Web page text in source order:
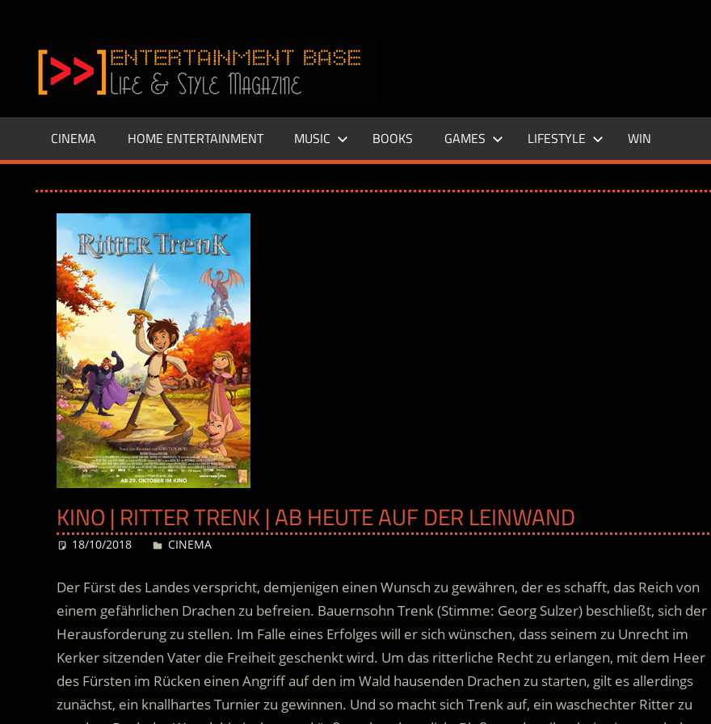
springen
–
LIFE
Base.de
CINEMA HOME ENTERTAINMENT MUSIC BOOKS GAMES LIFESTYLE WIN
KINO | RITTER TRENK | AB HEUTE AUF DER LEINWAND
18/10/2018 Desiree
CINEMA
Der Fürst des Landes verspricht, demjenigen einen Wunsch zu gewähren, der es schafft, das Reich von
einem gefährlichen Drachen zu befreien. Bauernsohn Trenk (Stimme: Georg Sulzer) beschließt, sich der
Herausforderung zu stellen. Im Falle eines Erfolges will er sich wünschen, dass seinem zu Unrecht im
Kerker sitzenden Vater die Freiheit geschenkt wird. Um das ritterliche Recht zu erlangen, mit dem Heer
des Fürsten im Rücken einen Angriff auf den im Wald hausenden Drachen zu starten, gilt es allerdings
zunächst, ein knallhartes Turnier zu gewinnen. Und so macht sich Trenk auf, ein waschechter Ritter zu